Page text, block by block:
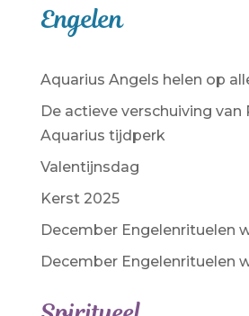
Engelen
Aquarius Angels helen op
De actieve verschuiving van
Aquarius tijdperk
Valentijnsdag
Kerst 2025
December Engelenrituelen
December Engelenrituelen